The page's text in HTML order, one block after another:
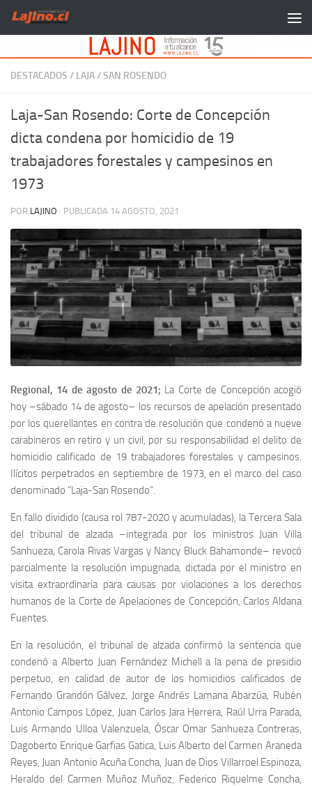
Saltar al contenido
DESTACADOS / LAJA/SAN ROSENDO
Laja-San Rosendo: Corte de Concepción
dicta condena por homicidio de 19
trabajadores forestales y campesinos en
1973
POR LAJINO · PUBLICADA 14 AGOSTO, 2021
Regional, 14 de agosto de 2021; La Corte de Concepción acogió
hoy –sábado 14 de agosto– los recursos de apelación presentado
por los querellantes en contra de resolución que condenó a nueve
carabineros en retiro y un civil, por su responsabilidad el delito de
homicidio calificado de 19 trabajadores forestales y campesinos.
Ilícitos perpetrados en septiembre de 1973, en el marco del caso
denominado “Laja-San Rosendo”.
En fallo dividido (causa rol 787-2020 y acumuladas), la Tercera Sala
del tribunal de alzada –integrada por los ministros Juan Villa
Sanhueza, Carola Rivas Vargas y Nancy Bluck Bahamonde– revocó
parcialmente la resolución impugnada, dictada por el ministro en
visita extraordinaria para causas por violaciones a los derechos
humanos de la Corte de Apelaciones de Concepción, Carlos Aldana
Fuentes.
En la resolución, el tribunal de alzada confirmó la sentencia que
condenó a Alberto Juan Fernández Michell a la pena de presidio
perpetuo, en calidad de autor de los homicidios calificados de
Fernando Grandón Gálvez, Jorge Andrés Lamana Abarzúa, Rubén
Antonio Campos López, Juan Carlos Jara Herrera, Raúl Urra Parada,
Luis Armando Ulloa Valenzuela, Óscar Omar Sanhueza Contreras,
Dagoberto Enrique Garfias Gatica, Luis Alberto del Carmen Araneda
Reyes, Juan Antonio Acuña Concha, Juan de Dios Villarroel Espinoza,
Heraldo del Carmen Muñoz Muñoz, Federico Riquelme Concha,